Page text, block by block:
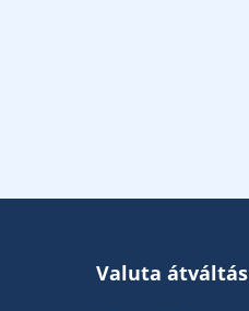
Valuta átváltás